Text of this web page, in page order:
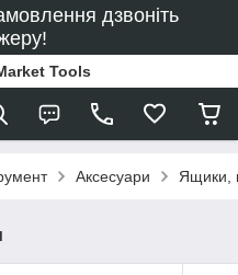
дзвоніть
Tools
Аксесуари Ящики,